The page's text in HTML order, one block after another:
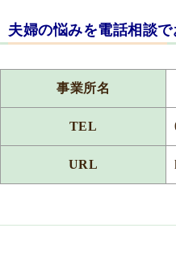
夫婦の悩みを電話相談で
事業所名
TEL
URL